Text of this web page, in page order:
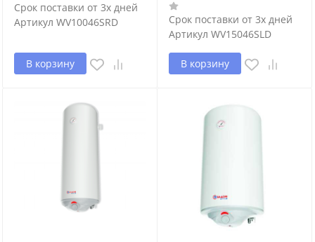
Срок поставки от 3х дней
Артикул WV10046SRD
В корзину
Срок поставки от 3х дней
Артикул WV15046SLD
В корзину